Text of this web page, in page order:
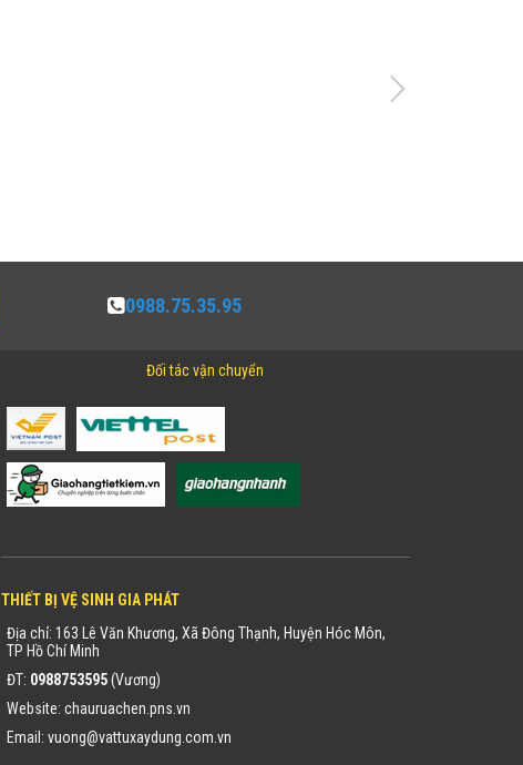
0988.75.35.95
Đối tác vận chuyển
THIẾT BỊ VỆ SINH GIA PHÁT
Địa chỉ: 163 Lê Văn Khương, Xã Đông Thạnh, Huyện Hóc Môn,
TP Hồ Chí Minh
ĐT: 0988753595(Vương)
Website: chauruachen.pns.vn
Email: vuong@vattuxaydung.com.vn